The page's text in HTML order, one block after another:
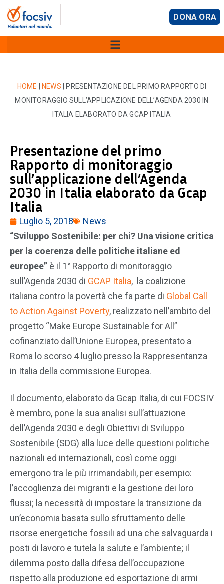
DONA ORA
HOME NEWS
PRESENTAZIONE DEL PRIMO RAPPORTO DI
MONITORAGGIO SULL’APPLICAZIONE DELL’AGENDA 2030 IN
ITALIA ELABORATO DA GCAP ITALIA
Presentazione del primo
Rapporto di monitoraggio
sull’applicazione dell’Agenda
2030 in Italia elaborato da Gcap
Italia
Luglio 5, 2018
News
“Sviluppo Sostenibile: per chi? Una visione critica
per la coerenza delle politiche italiane ed
europee” è il 1° Rapporto di monitoraggio
sull’Agenda 2030 di GCAP Italia, la coalizione
italiana contro la povertà che fa parte di Global Call
to Action Against Poverty, realizzato nell’ambito del
progetto “Make Europe Sustainable for All”
cofinanziato dall’Unione Europea, presentato a
Roma lo scorso 4 luglio presso la Rappresentanza
in Italia della commissione Europea.
Il documento, elaborato da Gcap Italia, di cui FOCSIV
è membro, pone la sua analisi sull’attuazione
dell’Agenda 2030 e degli Obiettivi di Sviluppo
Sostenibile (SDG) alla luce delle questioni politiche
nazionali ed internazionali, così come oggi
emergono tra le più irrimandabili, per esempio:
l’accoglienza dei migranti e la gestione dei loro
flussi; la necessità di impostare la transizione da
un’economia basata sullo sfruttamento delle
risorse energetiche fossili ad una che salvaguarda i
posti di lavoro e tutela la salute e l’ambiente; il
dilemma posto dalla difesa dell’occupazione
rispetto alla produzione ed esportazione di armi